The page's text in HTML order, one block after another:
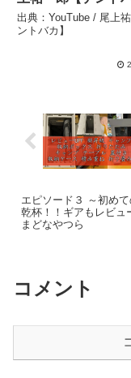
出典：YouTube / 尾上
ントバカ】
エピソード３ ～初め
乾杯！！ギアもレビュ
まどなやつら
コメント